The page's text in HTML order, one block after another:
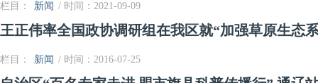
栏目： 新闻 / 时间：2021-09-09
王正伟率全国政协调研组在我区就“加强草原生态
栏目： 新闻 / 时间：2016-07-25